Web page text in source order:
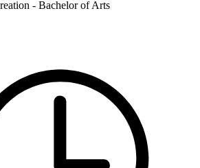
- Bachelor of Arts